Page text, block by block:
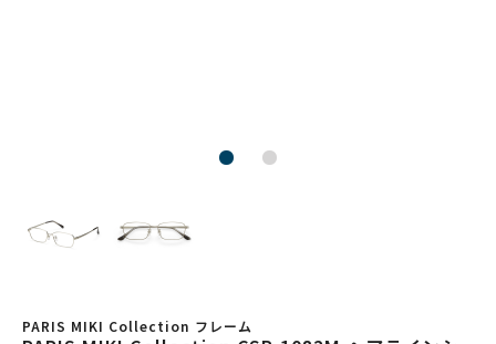
PARIS MIKI Collection フレーム